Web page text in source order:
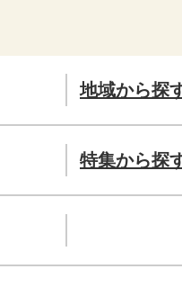
地域から探
特集から探